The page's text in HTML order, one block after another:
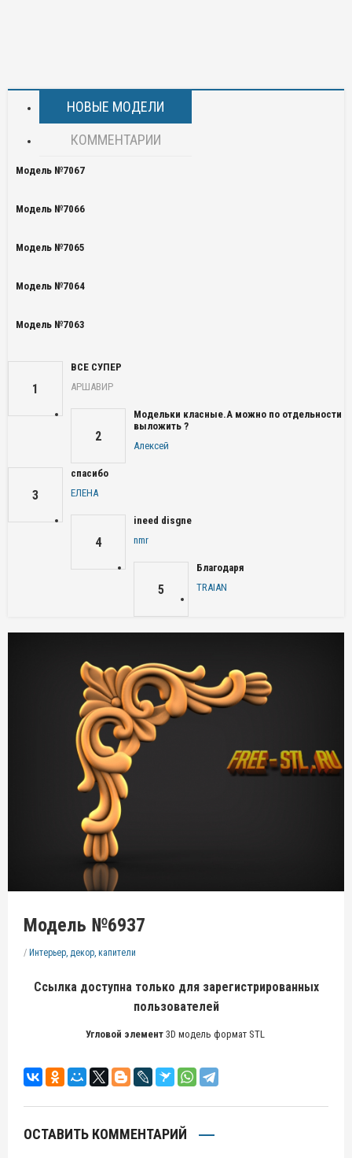
НОВЫЕ МОДЕЛИ
КОММЕНТАРИИ
Модель №7067
Модель №7066
Модель №7065
Модель №7064
Модель №7063
1
ВСЕ СУПЕР
АРШАВИР
2
Модельки класные.А можно по отдельности
выложить ?
Алексей
3
спасибо
ЕЛЕНА
4
ineed disgne
nmr
5
Благодаря
TRAIAN
Модель №6937
/ Интерьер, декор, капители
Ссылка доступна только для зарегистрированных
пользователей
Угловой элемент 3D модель формат STL
ОСТАВИТЬ КОММЕНТАРИЙ